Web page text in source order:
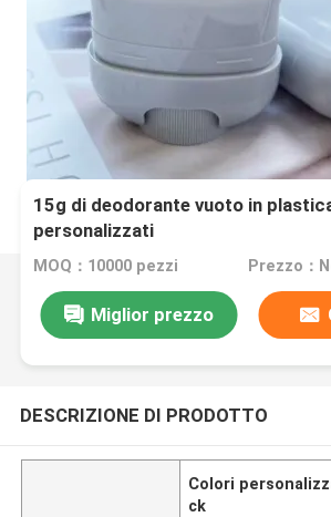
15g di deodorante vuoto in
personalizzati
MOQ：10000 pezzi Prezzo：
Miglior prezzo
DESCRIZIONE DI PRODOTTO
Colori
ck